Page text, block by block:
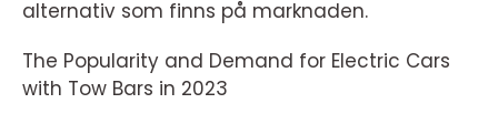
alternativ som finns på marknaden.
The Popularity and Demand for Electric Cars
with Tow Bars in 2023